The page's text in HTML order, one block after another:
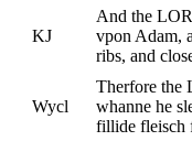
KJ
And the
vpon Adam,
ribs, and
Wycl
Therfore the
whanne he
fillide fleisch